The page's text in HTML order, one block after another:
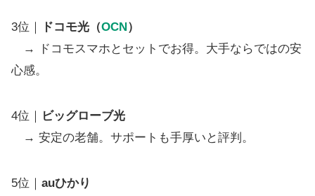
3位｜ ドコモ光（OCN ）
→ ドコモスマホとセットでお得。大手ならではの安
心感。
4位｜
ビッグローブ光
→ 安定の老舗。サポートも手厚いと評判。
5位｜ auひかり